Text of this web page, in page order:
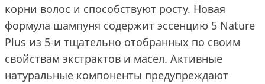
корни волос и способствуют росту. Новая
формула шампуня содержит эссенцию 5 Nature
Plus из 5-и тщательно отобранных по своим
свойствам экстрактов и масел. Активные
натуральные компоненты предупреждают